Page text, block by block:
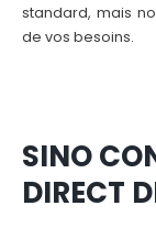
standard, mais
de vos besoins.
SINO
DIRECT